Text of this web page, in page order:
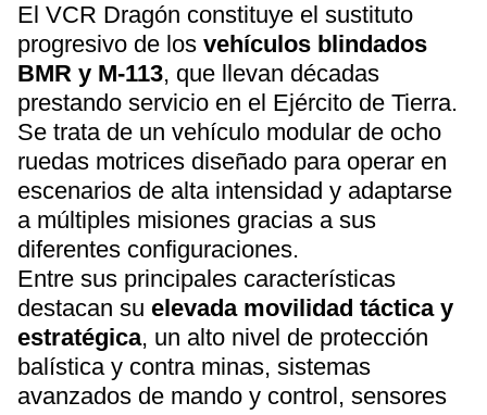
El VCR Dragón constituye el sustituto
progresivo de los vehículos blindados
BMR y M-113, que llevan décadas
prestando servicio en el Ejército de Tierra.
Se trata de un vehículo modular de ocho
ruedas motrices diseñado para operar en
escenarios de alta intensidad y adaptarse
a múltiples misiones gracias a sus
diferentes configuraciones.
Entre sus principales características
destacan su elevada movilidad táctica y
estratégica, un alto nivel de protección
balística y contra minas, sistemas
avanzados de mando y control, sensores